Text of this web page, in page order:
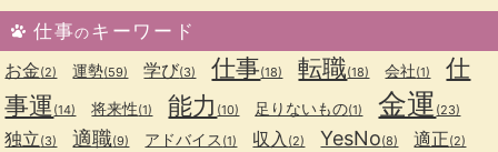
仕事のキーワード
お金(2) 運勢(59) 学び(3) 仕事(18) 転職(18) 会社(1)
仕
事運 (14) 将来性(1) 能力 (10) 足りないもの(1) 金運 (23)
独立(3) 適職(9) アドバイス (1) 収入 (2) YesNo(8) 適正(2)